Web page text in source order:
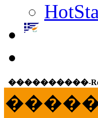
����������-